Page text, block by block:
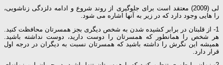
لی (2009) معتقد است برای جلوگیری از روند شروع و ادامه دلزدگی زناشویی،
را هایی وجود دارد که در زیر به آنها اشاره می شود.
1- از قلبتان در برابر کشیده شدن به شخص دیگری بجز همسرتان محافظت کنید.
هر شخص را همانطور که همسرتان را دوست دارید، دوست نداشته باشید.
همیشه این نگرش را داشته باشید که همسرتان نسبت به دیگران در درجه اول
قرار دارد.